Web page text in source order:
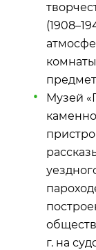
Музей
г. на